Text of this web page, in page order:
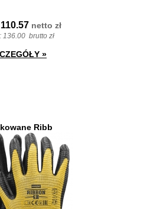
110.57 netto zł
136.00 brutto zł
»
Ribb